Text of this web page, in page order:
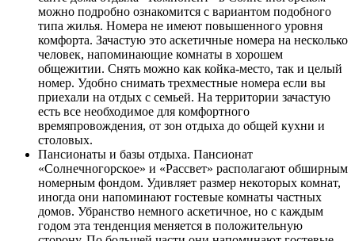
можно подробно ознакомится с вариантом подобного
типа жилья. Номера не имеют повышенного уровня
комфорта. Зачастую это аскетичные номера на несколько
человек, напоминающие комнаты в хорошем
общежитии. Снять можно как койка-место, так и целый
номер. Удобно снимать трехместные номера если вы
приехали на отдых с семьей. На территории зачастую
есть все необходимое для комфортного
времяпровождения, от зон отдыха до общей кухни и
столовых.
Пансионаты и базы отдыха. Пансионат
«Солнечногорское» и «Рассвет» располагают обширным
номерным фондом. Удивляет размер некоторых комнат,
иногда они напоминают гостевые комнаты частных
домов. Убранство немного аскетичное, но с каждым
годом эта тенденция меняется в положительную